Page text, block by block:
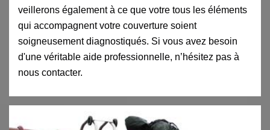
veillerons également à ce que votre tous les éléments
qui accompagnent votre couverture soient
soigneusement diagnostiqués. Si vous avez besoin
d'une véritable aide professionnelle, n’hésitez pas à
nous contacter.